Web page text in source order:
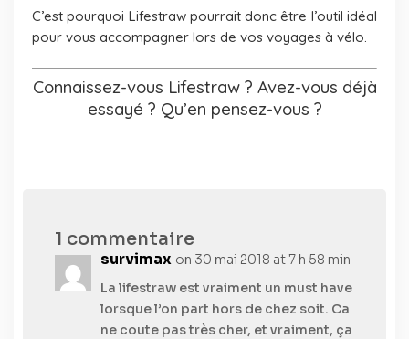
C’est pourquoi Lifestraw pourrait donc être l’outil idéal
pour vous accompagner lors de vos voyages à vélo.
Connaissez-vous Lifestraw ? Avez-vous déjà
essayé ? Qu’en pensez-vous ?
1 commentaire
survimax on 30 mai 2018 at 7 h 58 min
La lifestraw est vraiment un must have
lorsque l’on part hors de chez soit. Ca
ne coute pas très cher, et vraiment, ça